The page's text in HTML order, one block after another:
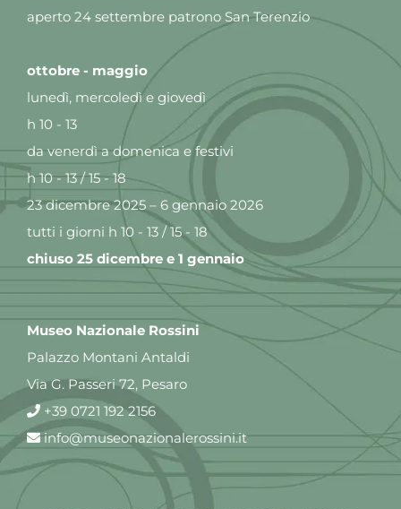
aperto 24 settembre patrono San Terenzio
ottobre - maggio
lunedì, mercoledì e giovedì
h 10 - 13
da venerdì a domenica e festivi
h 10 - 13 / 15 - 18
23 dicembre 2025 – 6 gennaio 2026
tutti i giorni h 10 - 13 / 15 - 18
chiuso 25 dicembre e 1 gennaio
Museo Nazionale Rossini
Palazzo Montani Antaldi
Via G. Passeri 72, Pesaro
+39 0721 192 2156
info@museonazionalerossini.it